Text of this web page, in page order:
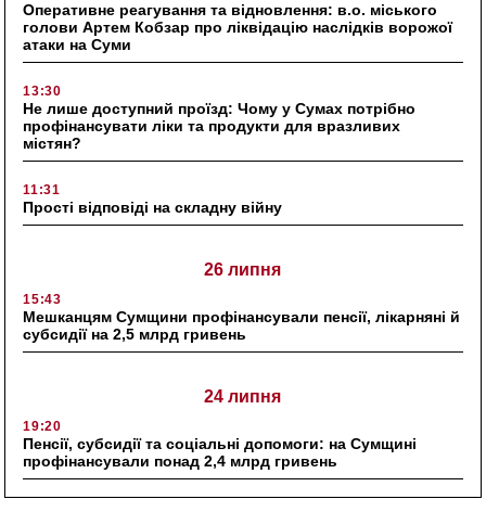
Оперативне реагування та відновлення: в.о. міського
голови Артем Кобзар про ліквідацію наслідків ворожої
атаки на Суми
13:30
Не лише доступний проїзд: Чому у Сумах потрібно
профінансувати ліки та продукти для вразливих
містян?
11:31
Прості відповіді на складну війну
26 липня
15:43
Мешканцям Сумщини профінансували пенсії, лікарняні й
субсидії на 2,5 млрд гривень
24 липня
19:20
Пенсії, субсидії та соціальні допомоги: на Сумщині
профінансували понад 2,4 млрд гривень